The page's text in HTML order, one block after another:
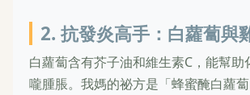
2. 抗發炎高手：白蘿蔔與
白蘿蔔含有芥子油和維生素C，能幫助
嚨腫脹。我媽的祕方是「蜂蜜醃白蘿